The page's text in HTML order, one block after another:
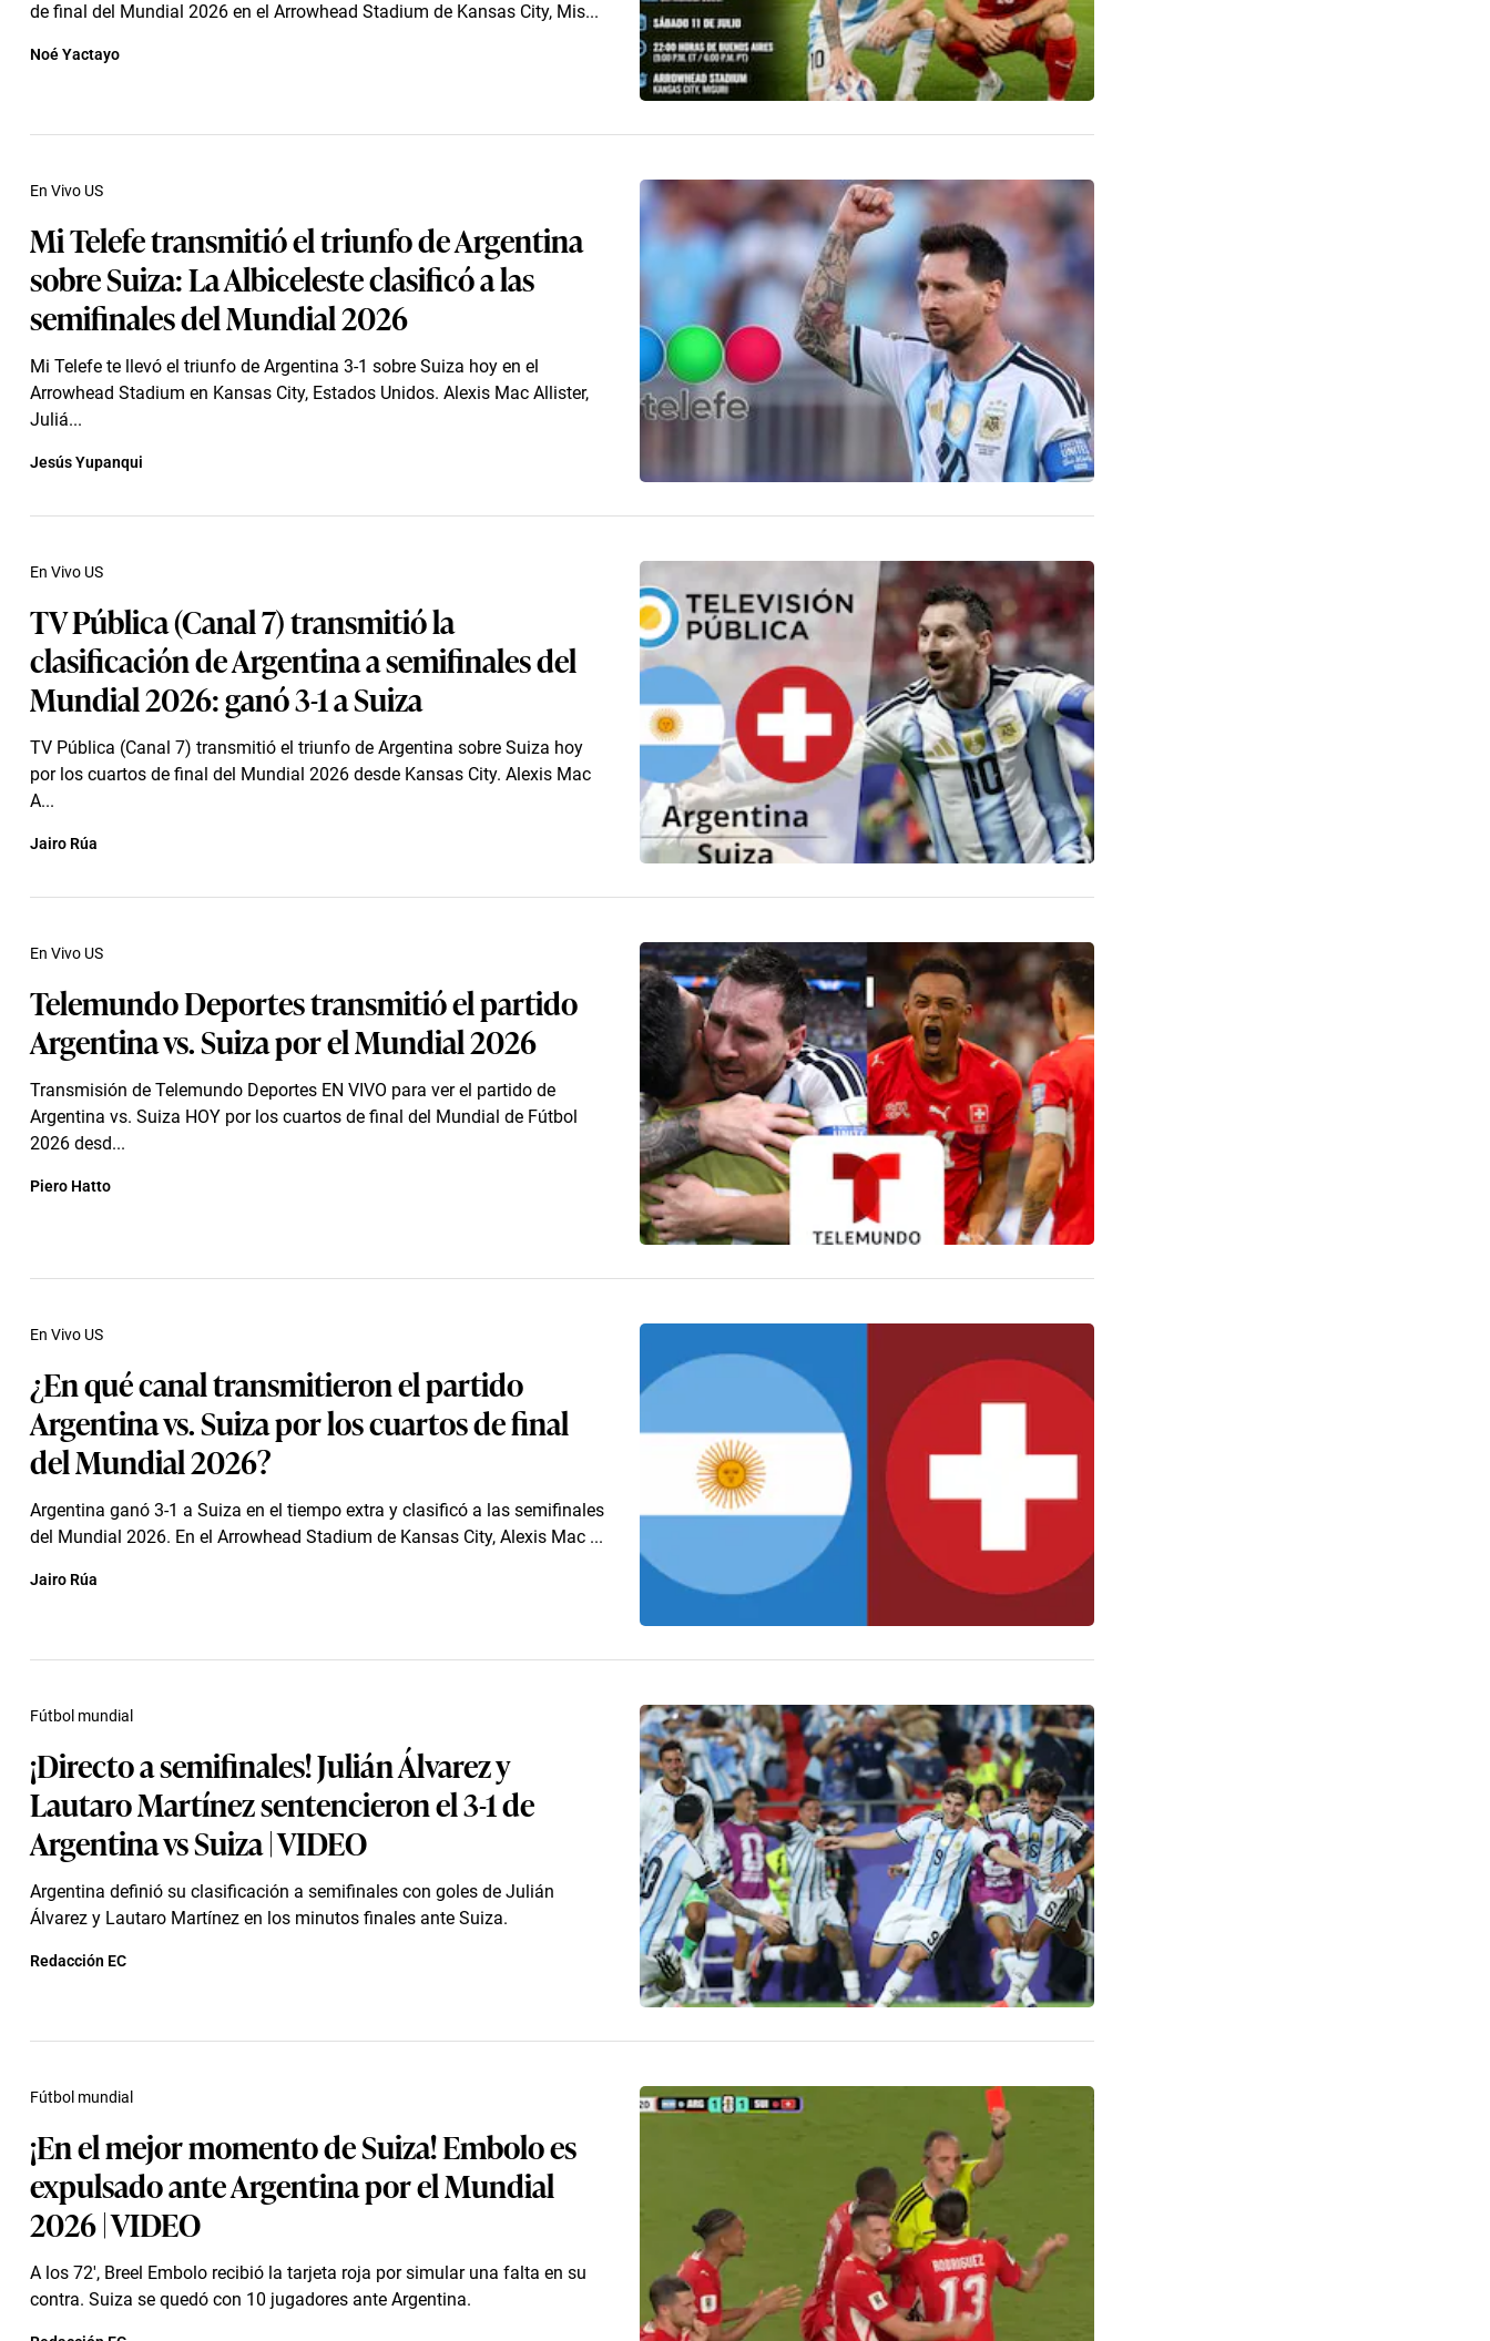
de final del Mundial 2026 en el Arrowhead Stadium de Kansas City, Mis...
Noé Yactayo
Mi Telefe transmitió el triunfo de Argentina
sobre Suiza: La Albiceleste clasificó a las
semifinales del Mundial 2026
Mi Telefe te llevó el triunfo de Argentina 3-1 sobre Suiza hoy en el
Arrowhead Stadium en Kansas City, Estados Unidos. Alexis Mac Allister,
Juliá...
En Vivo US
Jesús Yupanqui
TV Pública (Canal 7) transmitió la
clasificación de Argentina a semifinales del
Mundial 2026: ganó 3-1 a Suiza
TV Pública (Canal 7) transmitió el triunfo de Argentina sobre Suiza hoy
por los cuartos de final del Mundial 2026 desde Kansas City. Alexis Mac
A...
En Vivo US
Jairo Rúa
Telemundo Deportes transmitió el partido
Argentina vs. Suiza por el Mundial 2026
Transmisión de Telemundo Deportes EN VIVO para ver el partido de
Argentina vs. Suiza HOY por los cuartos de final del Mundial de Fútbol
2026 desd...
En Vivo US
Piero Hatto
¿En qué canal transmitieron el partido
Argentina vs. Suiza por los cuartos de final
del Mundial 2026?
Argentina ganó 3-1 a Suiza en el tiempo extra y clasificó a las semifinales
del Mundial 2026. En el Arrowhead Stadium de Kansas City, Alexis Mac ...
En Vivo US
Jairo Rúa
¡Directo a semifinales! Julián Álvarez y
Lautaro Martínez sentencieron el 3-1 de
Argentina vs Suiza | VIDEO
Argentina definió su clasificación a semifinales con goles de Julián
Álvarez y Lautaro Martínez en los minutos finales ante Suiza.
Fútbol mundial
Redacción EC
¡En el mejor momento de Suiza! Embolo es
expulsado ante Argentina por el Mundial
2026 | VIDEO
A los 72′, Breel Embolo recibió la tarjeta roja por simular una falta en su
contra. Suiza se quedó con 10 jugadores ante Argentina.
Fútbol mundial